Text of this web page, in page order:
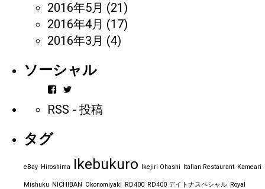
2016年5月 (21)
2016年4月 (17)
2016年3月 (4)
ソーシャル
vintageorder
ん
ー
を
ん
の
ー
を
RSS - 投稿
タグ
eBay Hiroshima Ikebukuro Ikejiri Ohashi Italian Restaurant Kameari
Mishuku NICHIBAN Okonomiyaki RD400 RD400 デイトナスペシャル Royal